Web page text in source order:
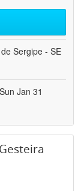
Sergipe - SE
Jan 31